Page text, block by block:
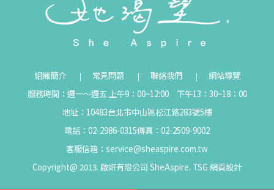
組織簡介 常見問題 聯絡我們
網站導覽
服務時間：週一～週五 上午9：00~12:00 下午13：30~18：00
地址：10483台北市中山區松江路283號5樓
電話：02-2986-0315傳真：02-2509-9002
客服信箱： service@sheaspire.com.tw
Copyright@ 2013. 啟妍有限公司 SheAspire. TSG 網頁設計